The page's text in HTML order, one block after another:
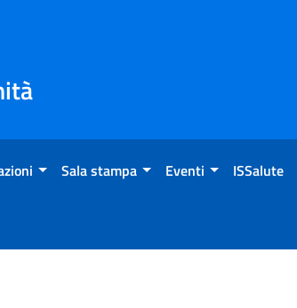
Sala stampa Eventi ISSalute